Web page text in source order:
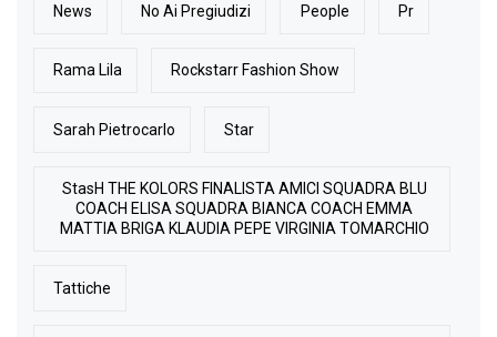
News No Ai Pregiudizi People Pr
Rama Lila Rockstarr Fashion Show
Sarah Pietrocarlo Star
StasH THE KOLORS FINALISTA AMICI SQUADRA BLU
COACH ELISA SQUADRA BIANCA COACH EMMA
MATTIA BRIGA KLAUDIA PEPE VIRGINIA TOMARCHIO
Tattiche